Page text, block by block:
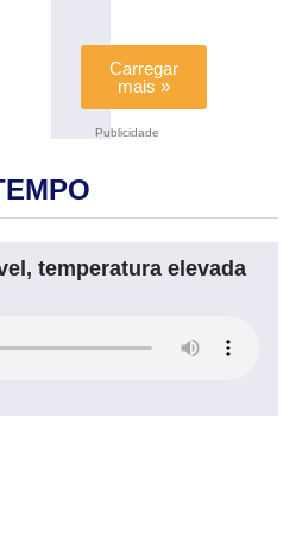
Carregar
mais »
Publicidade
temperatura elevada